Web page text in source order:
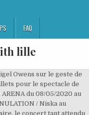
FAQ
lille
1994 Lieu: 1 boulevard des cités unies, 59777 Lille-Euralille, Nord; France Devant l’augmentation continue et rapide du nombre de prélèvements à réaliser chaque jour, le laboratoire Synlab Hauts-de-France ouvre à partir du 16 octobre un centre de prélèvements PCR au Zénith de Lille. Boulevard des Airs Le concert de Christophe Maé prévu le 27 mars et lui aussi annulé ne sera en revanche pas reporté. Achetez vite vos billets pour tous les événements à Zenith Arena - Lille, Lille avec Ticketmaster. « Suite aux nouvelles directives ministérielles nous sommes dans l’obligation de reporter certaines dates de la tournée. Plateforme de prélèvements PCR au Zénith de Lille. Voir toute la programmation, Aucun événement prévu Les billets restent valables. Merci pour votre compréhension et à très vite sur les routes ! pic.twitter.com/vNtCyNLDTn, — Christophe Maé (@Mae_Officiel) March 10, 2020, Le journal en illimité en papier ou en version numérique PDF. Plateforme de prélèvements PCR au Zénith de Lille. 1 Pro D2. Le Zénith de Lille (ou Zénith Arena de Lille ou Zénith Arena Concert Hall) est une salle de spectacle situé à Lille dans le département français du Nord. La date au Zénith de Lille ne pouvant être décalée, vous pouvez vous faire rembourser puis à acheter vos places pour la date du 4 septem bre au Stade Pierre Mauroy. Zenith De Lille - Arena - Lille : Retrouvez tous les concerts, festivals, spectacles et rservez vos places. Selectionnez une région ou recherchez une ville, https://actu.fr/hauts-de-france/lille_59350/coronavirus-slimane-vitaa-une-nouvelle-date-zenith-lille-apres-lannulation-leur-concert_32087698.html, Coronavirus : une femme de 49 ans originaire du Pas-de-Calais décède au CHU de Lille. Vous pouvez d'ores et déjà prendre vos billets. Devant l’augmentation continue et rapide du nombre de prélèvements à réaliser chaque jour, le laboratoire Synlab Hauts-de-France ouvre à partir du 16 octobre un centre de prélèvements PCR au Zénith de Lille. Nous sommes très tristes de cette nouvelle annulation et espérons les revoir très vite sur notre scène. Retrait gratuit en magasin, paiement sécurisé, e-ticket. Le spectacle initialement prévu le 15.04.21 est reporté à la date du 23.02.22 en raison de la crise sanitaire que nous traversons. Coronavirus le point sur les annulations et reports : JL Aubert, Dadju, -M-, Booba au Chorus, Festival Panoramas, etc : L'épidémie du Coronavirus touche indirectement les concerts et les spectacles. L’artiste a invité ses fans à se reporter sur son concert prévu au stade Pierre Mauroy en septembre 2020. Suite aux nouvelles directives ministérielles nous sommes dans l'obligation de reporter certaines dates de la tournée. Accès à la salle, parking, plan de salle. Vitaa & Slimane seront au Zénith de Lille (Nord) dimanche 4 octobre 2020. ANNONCE REPORT Celtic Legends au Zénith de Lille. Conception et design : Datagif. Gims Le 12.03.20 - reporté à la date du 26.06.20 . Voilà de quoi consoler un petit peu les fans. 3 Dans le Morbihan, il invente un parapluie qui empêche les bateaux de couler ! Après l'annulation du bal du samedi soir (pas celui du dimanche moins fréquenté) à cause du coronavirus, c’est, cette fois, le salon d’art contemporain Art Up! Dernière Minute: Billetterie Tickets & Réservation en ligne au meilleur prix sur panda-ticket.com Devant l’augmentation continue et rapide du nombre de prélèvements à réaliser chaque jour, le laboratoire Synlab Hauts-de-France ouvre à partir du 16 octobre un centre de prélèvements PCR au Zénith de Lille. Comment bien préparer votre concert au Zenith Arena ? Les billets restent valables, les remboursement sont possibles auprès du point de vente où vous avez effectué votre achat. Nous sommes tellement soulagés avec vitaa On a réussi avec